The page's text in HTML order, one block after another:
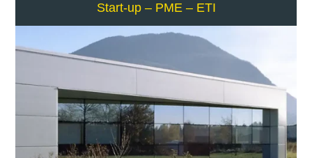
Start-up – PME – ETI